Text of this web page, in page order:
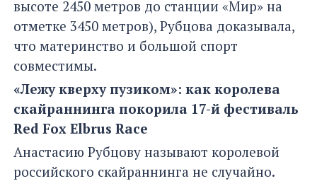
высоте 2450 метров до станции «Мир» на
отметке 3450 метров), Рубцова доказывала,
что материнство и большой спорт
совместимы.
«Лежу кверху пузиком»: как королева
скайраннинга покорила 17-й фестиваль
Red Fox Elbrus Race
Анастасию Рубцову называют королевой
российского скайраннинга не случайно.